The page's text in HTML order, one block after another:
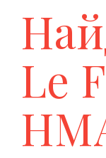
Le